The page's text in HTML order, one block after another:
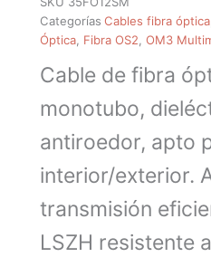
Categorías Cables fibra óptica
Óptica Fibra OS2 ,OM3
Cable de fibra
monotubo,
antiroedor, apto
interior/exterior.
transmisión
LSZH resistente